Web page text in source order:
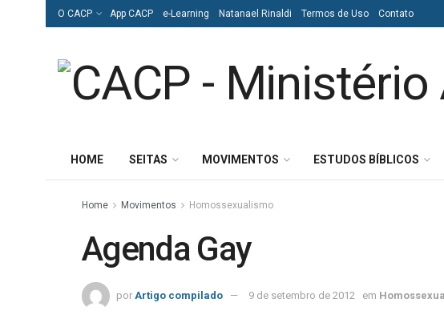
O CACP App CACP e-Learning Natanael Rinaldi Termos de Uso Contato
HOME SEITAS MOVIMENTOS ESTUDOS BÍBLICOS
Home Movimentos Homossexualismo
Agenda Gay
por Artigo compilado 9 de setembro de 2012 em